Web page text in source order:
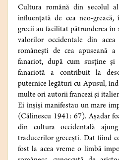
Cultura română din secolul
influențată de cea neo-
grecii au facilitat pătrunderea în
valorilor occidentale din
românești de cea apuseană
fanariot, după cum susține și
fanariotă a contribuit la
puternice legături cu Apusul,
multe ori autorii francezi și
Ei înșiși manifestau un mare
(Călinescu 1941: 67). Așadar
din cultura occidentală
traducerilor grecești. Dat fiind
fost la acea vreme o limbă